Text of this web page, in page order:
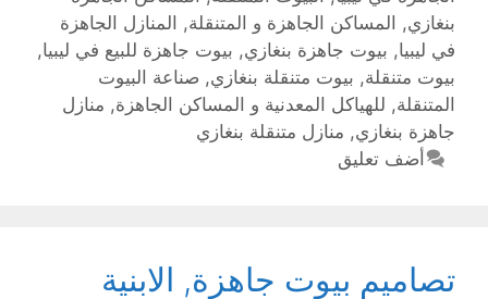
بنغازي, المساكن الجاهزة و المتنقلة, المنازل الجاهزة
في ليبيا, بيوت جاهزة بنغازي, بيوت جاهزة للبيع في ليبيا,
بيوت متنقلة, بيوت متنقلة بنغازي, صناعة البيوت
المتنقلة, للهياكل المعدنية و المساكن الجاهزة, منازل
جاهزة بنغازي, منازل متنقلة بنغازي
أضف تعليق
تصاميم بيوت جاهزة, الابنية